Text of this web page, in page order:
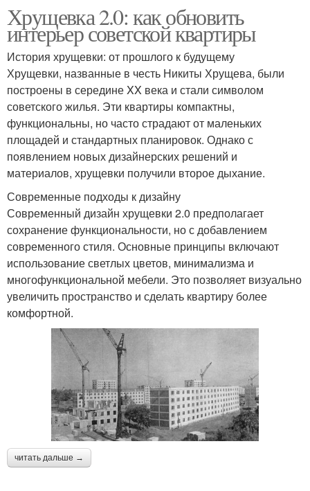
Хрущевка 2.0: как обновить
интерьер советской квартиры
История хрущевки: от прошлого к будущему
Хрущевки, названные в честь Никиты Хрущева, были
построены в середине XX века и стали символом
советского жилья. Эти квартиры компактны,
функциональны, но часто страдают от маленьких
площадей и стандартных планировок. Однако с
появлением новых дизайнерских решений и
материалов, хрущевки получили второе дыхание.
Современные подходы к дизайну
Современный дизайн хрущевки 2.0 предполагает
сохранение функциональности, но с добавлением
современного стиля. Основные принципы включают
использование светлых цветов, минимализма и
многофункциональной мебели. Это позволяет визуально
увеличить пространство и сделать квартиру более
комфортной.
читать дальше →